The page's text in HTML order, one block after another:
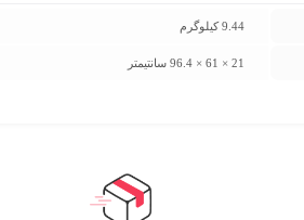
9.44 کیلوگرم
21 × 61 × 96.4 سانتیمتر